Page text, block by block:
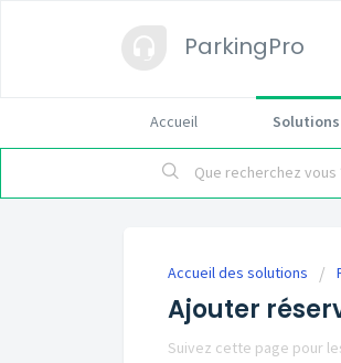
ParkingPro
Accueil Solutions
Accueil des solutions
Ajouter
Suivez cette page pour